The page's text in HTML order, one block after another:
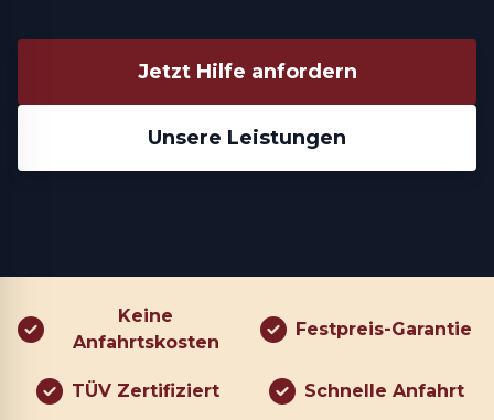
Jetzt Hilfe anfordern
Unsere Leistungen
Keine
Anfahrtskosten
Festpreis-Garantie
TÜV Zertifiziert Schnelle Anfahrt